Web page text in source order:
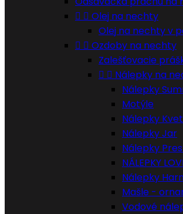
  Olej na nechty
Olej na nechty v
  Ozdoby na nechty
Zalešťovacie
  Nálepky na
Nálepky
Motýle
Nálepky
Nálepky Jar
Nálepky
NÁLEPKY
Nálepky
Mašle -
Vodové